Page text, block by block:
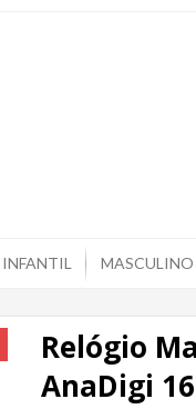
INFANTIL MASCULINO
Relógio
AnaDigi